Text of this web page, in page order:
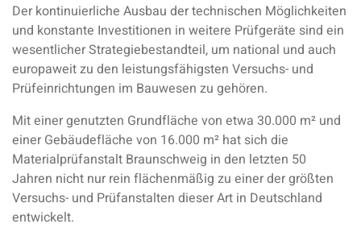
Der kontinuierliche Ausbau der technischen Möglichkeiten
und konstante Investitionen in weitere Prüfgeräte sind ein
wesentlicher Strategiebestandteil, um national und auch
europaweit zu den leistungsfähigsten Versuchs- und
Prüfeinrichtungen im Bauwesen zu gehören.
Mit einer genutzten Grundfläche von etwa 30.000 m² und
einer Gebäudefläche von 16.000 m² hat sich die
Materialprüfanstalt Braunschweig in den letzten 50
Jahren nicht nur rein flächenmäßig zu einer der größten
Versuchs- und Prüfanstalten dieser Art in Deutschland
entwickelt.